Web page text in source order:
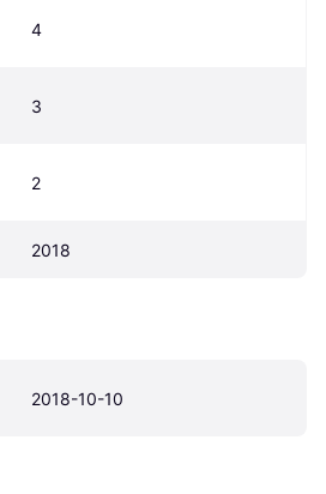
4
3
2
2018
2018-10-10